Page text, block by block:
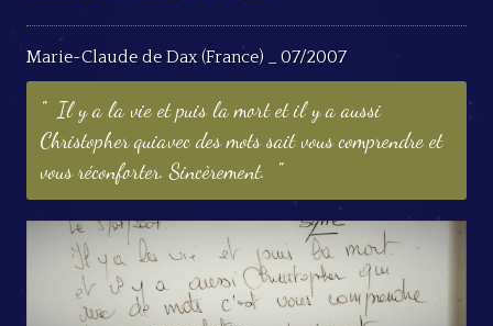
Marie-Claude de Dax (France) _ 07/2007
Il y a la vie et puis la mort et il y a aussi
Christopher quiavec des mots sait vous comprendre et
vous réconforter. Sincèrement.